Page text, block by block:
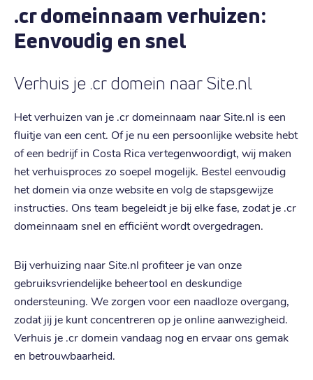
.cr domeinnaam verhuizen:
Eenvoudig en snel
Verhuis je .cr domein naar Site.nl
Het verhuizen van je .cr domeinnaam naar Site.nl is een
fluitje van een cent. Of je nu een persoonlijke website hebt
of een bedrijf in Costa Rica vertegenwoordigt, wij maken
het verhuisproces zo soepel mogelijk. Bestel eenvoudig
het domein via onze website en volg de stapsgewijze
instructies. Ons team begeleidt je bij elke fase, zodat je .cr
domeinnaam snel en efficiënt wordt overgedragen.
Bij verhuizing naar Site.nl profiteer je van onze
gebruiksvriendelijke beheertool en deskundige
ondersteuning. We zorgen voor een naadloze overgang,
zodat jij je kunt concentreren op je online aanwezigheid.
Verhuis je .cr domein vandaag nog en ervaar ons gemak
en betrouwbaarheid.